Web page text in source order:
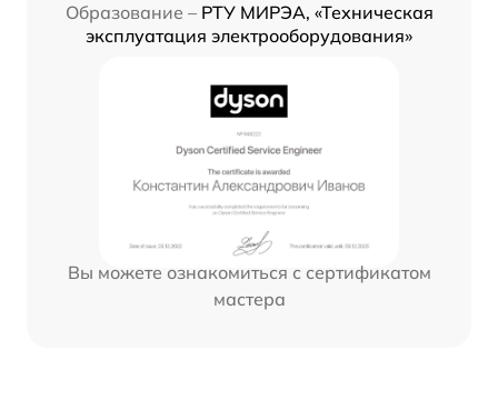
Образование – РТУ МИРЭА, «Техническая
эксплуатация электрооборудования»
Вы можете ознакомиться с сертификатом
мастера